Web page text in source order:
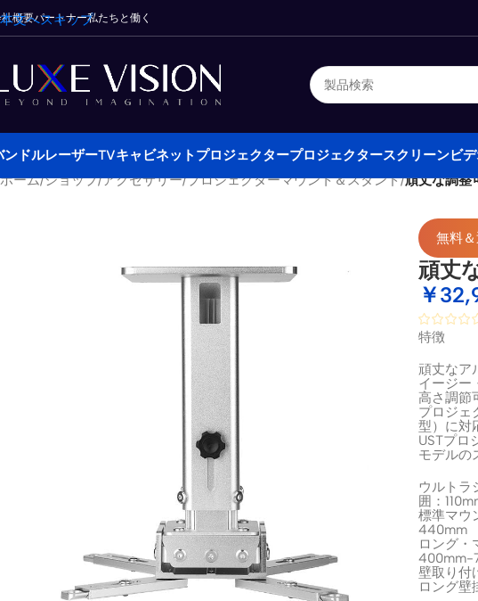
本文へスキップ
概要パートナー私たちと働く
ンドルレーザーTVキャビネット プロジェクタープロジェクタースクリーンビ
ホーム/ショップ/アクセサリー/プロジェクターマウント＆スタンド/頑丈な調整
無料
頑丈
￥
特徴
頑丈なア
イージー
高さ調節
プロジェ
型）に対
USTプロ
モデルの
ウルトラ
囲：
標準マウ
440mm
ロング・
400mm-
壁取り付
ロング